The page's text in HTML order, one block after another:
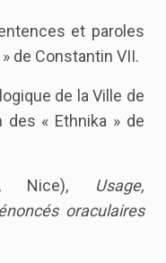
et paroles
de Constantin VII.
de la Ville de
des « Ethnika » de
Nice), Usage,
oraculaires